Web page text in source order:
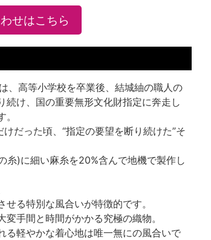
せはこちら
、高等小学校を卒業後、結城紬の職人の
け、国の重要無形文化財指定に奔走し
だった頃、“指定の要望を断り続けた”そ
糸)に細い麻糸を20%含んで地機で製作し
る特別な風合いが特徴的です。
手間と時間がかかる究極の織物。
る軽やかな着心地は唯一無にの風合いで